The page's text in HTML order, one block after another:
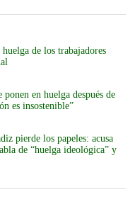
de los trabajadores
en huelga después de
es insostenible”
pierde los papeles: acusa
de “huelga ideológica” y